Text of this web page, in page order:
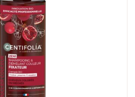
Organski šampon
za suvo pranje
tamne kose |
Centifolia
1.790,00RSD